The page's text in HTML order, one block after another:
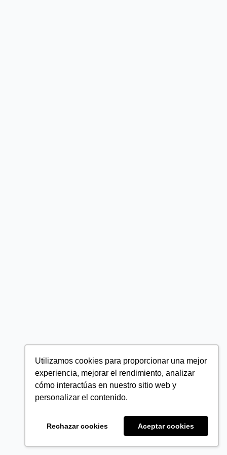
Utilizamos cookies para proporcionar una mejor
experiencia, mejorar el rendimiento, analizar
cómo interactúas en nuestro sitio web y
personalizar el contenido.
Rechazar cookies Aceptar cookies